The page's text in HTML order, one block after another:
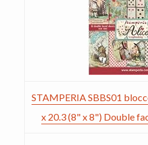
STAMPERIA SBBS01
x 20.3 (8" x 8") Double